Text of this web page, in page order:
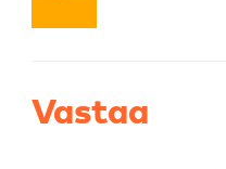
Vastaa